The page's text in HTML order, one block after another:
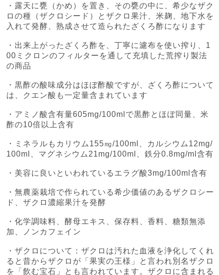
・露天に甕（かめ）を置き、その甕の中に、希少なザク
ロの種（ザクロシード）とザクロ果汁、米麹、地下水を
入れて発酵、熟成させて造られたざくろ酢になります
・出来上がったざくろ酢を、丁寧に濾布を使い搾り、1
00ミクロンのフィルターを通して充填した荒搾り製法
の商品
・黒酢の酸味成分はほぼ酢酸ですが、ざくろ酢について
は、クエン酸も一定量含まれています
・アミノ酸含有量605mg/100mlで黒酢とほぼ同量、米
酢の10倍以上含有
・ミネラルもカリウム155㎎/100ml、カルシウム12mg/
100ml、マグネシウム21mg/100ml、鉄分0.8mg/ml含有
・美容に良いといわれているエラグ酸3mg/100ml含有
・無農薬栽培で作られている希少価値のあるザクロシー
ド、ザクロ濃縮果汁を発酵
・化学調味料、酵母エキス、保存料、香料、糖類無添
加、ノンカフェイン
・ザクロについて：ザクロは汚れた血液を浄化してくれ
ると昔からザクロが「果実の王様」と言われ別名ザクロ
を「飲む宝石」とも言われています。ザクロに含まれる